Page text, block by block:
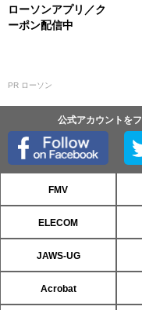
ローソンアプリ／ク
ーポン配信中
PR ローソン
公式アカウントを
FMV
ELECOM
JAWS-UG
Acrobat